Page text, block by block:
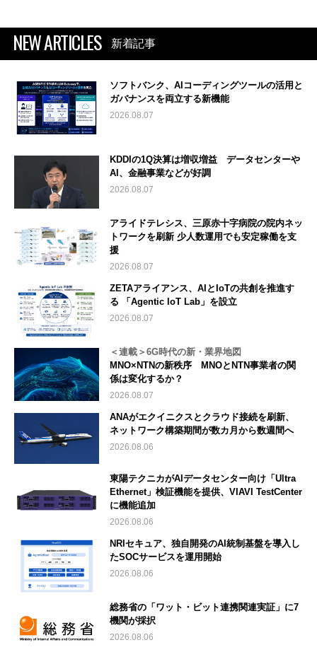
NEW ARTICLES 新着記事
ソフトバンク、AIコーディングツールの活用と
ガバナンスを両立する新機能
2026.08.07
KDDIの1Q決算は増収増益 データセンターや
AI、金融事業などが好調
2026.08.07
アライドテレシス、三原赤十字病院の院内ネッ
トワークを刷新 少人数運用でも安定稼働を支
援
2026.08.07
ZETAアライアンス、AIとIoTの共創を推進す
る 「Agentic IoT Lab」を設立
2026.08.07
＜連載＞6G時代の新・業界地図
MNO×NTNの新秩序 MNOとNTN事業者の関
係は変化するか？
2026.08.07
ANAがエクイニクスとクラウド接続を刷新、
ネットワーク構築期間が数カ月から数週間へ
2026.08.06
東陽テクニカがAIデータセンター向け「Ultra
Ethernet」検証機能を提供、VIAVI TestCenter
に機能追加
2026.08.06
NRIセキュア、独自開発のAI統制基盤を導入し
たSOCサービスを運用開始
2026.08.06
総務省の「ワット・ビット連携関連実証」に7
機関が採択
2026.08.06